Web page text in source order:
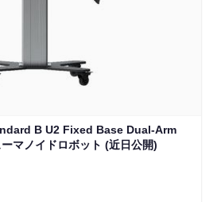
B U2 Fixed Base Dual-Arm
マノイドロボット (近日公開)